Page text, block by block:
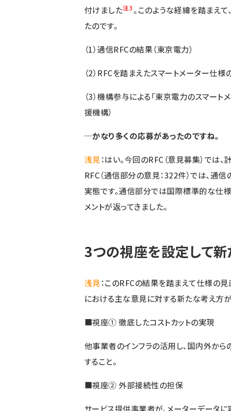
付けました注3 。このような経緯を踏まえ
たのです。
（1）通信RFCの結果（東京電力）
（2）RFCを踏まえたスマートメーター仕
（3）機構参与による「東京電力のスマー
援機構）
─かなり多くの応募があったのですね。
浅見：はい。今回のRFC（意見募集）では
RFC（通信部分の意見：322件）では、通
実態です。通信部分では国際標準的な仕
メントが返ってきました。
3つの視座を設定して
浅見：このRFCの結果を踏まえて仕様の
における主な意見に対する新たな考え方
■視座① 徹底したコストカットの実現
他事業者のインフラの活用し、国内外か
すること。
■視座② 外部接続性の担保
サービス提供事業者が、メーターデータに